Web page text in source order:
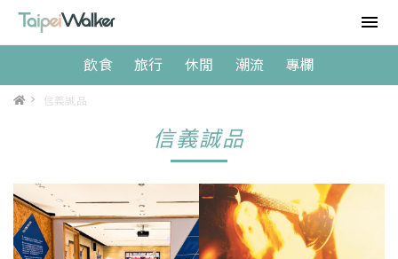
飲食 旅行 休閒 潮流 專欄
> 信義誠品
信義誠品